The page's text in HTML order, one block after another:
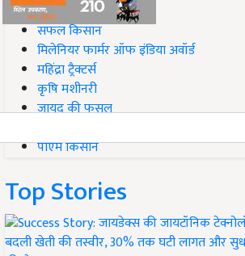
#Top on Krishi Jagran
सफल किसान
मिलेनियर फार्मर ऑफ इंडिया अवॉर्ड
महिंद्रा ट्रैक्टर्स
कृषि मशीनरी
जायद की फसल
पीएम किसान
Top Stories